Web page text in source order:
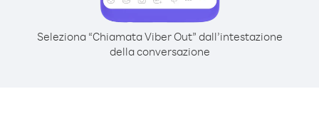
Seleziona “Chiamata Viber Out” dall’intestazione
della conversazione